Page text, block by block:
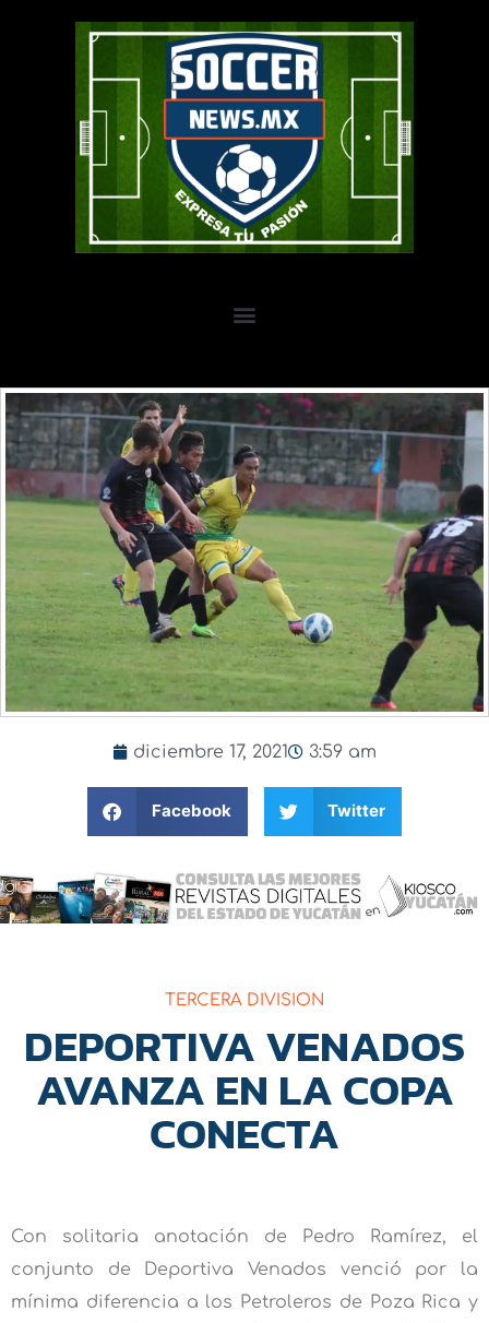
diciembre 17, 2021 3:59 am
Facebook Twitter
TERCERA DIVISION
DEPORTIVA VENADOS
AVANZA EN LA COPA
CONECTA
Con solitaria anotación de Pedro Ramírez, el
conjunto de Deportiva Venados venció por la
mínima diferencia a los Petroleros de Poza Rica y